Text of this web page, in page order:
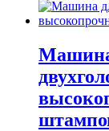
Машина